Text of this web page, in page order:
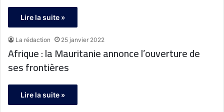
Lire la suite »
La rédaction 25 janvier 2022
Afrique : la Mauritanie annonce l’ouverture de
ses frontières
Lire la suite »